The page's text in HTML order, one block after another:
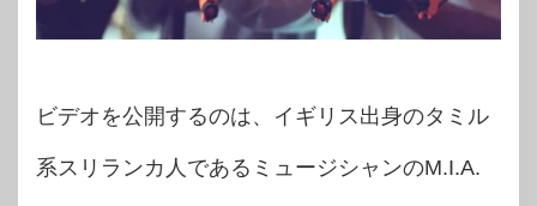
ビデオを公開するのは、イギリス出身のタミル
系スリランカ人であるミュージシャンのM.I.A.